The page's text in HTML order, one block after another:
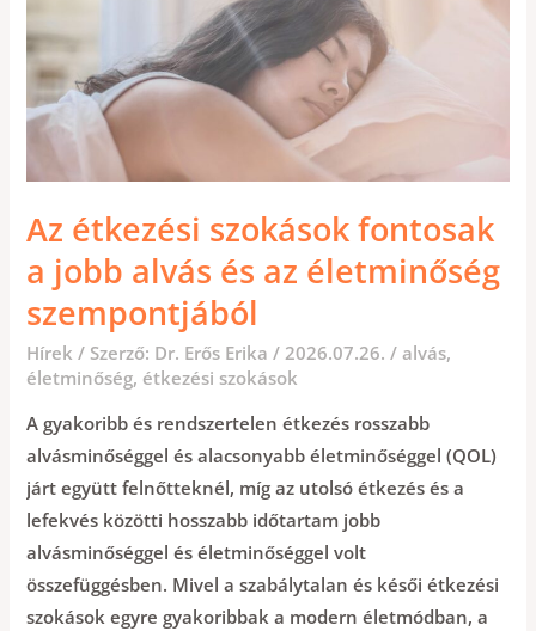
Az étkezési szokások fontosak
a jobb alvás és az életminőség
szempontjából
Hírek / Szerző: Dr. Erős Erika/ 2026.07.26./alvás,
életminőség, étkezési szokások
A gyakoribb és rendszertelen étkezés rosszabb
alvásminőséggel és alacsonyabb életminőséggel (QOL)
járt együtt felnőtteknél, míg az utolsó étkezés és a
lefekvés közötti hosszabb időtartam jobb
alvásminőséggel és életminőséggel volt
összefüggésben. Mivel a szabálytalan és késői étkezési
szokások egyre gyakoribbak a modern életmódban, a
SZEMPONTJÁBÓL